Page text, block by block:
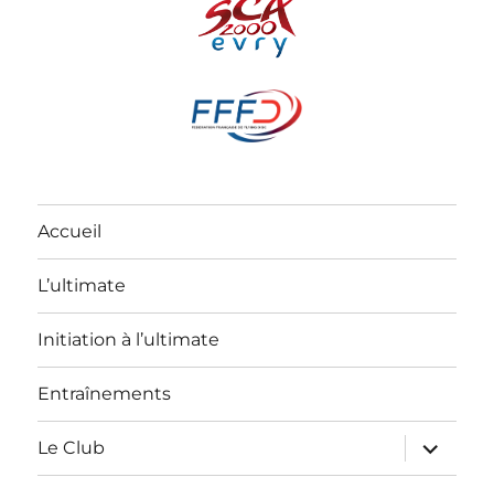
Accueil
L’ultimate
Initiation à l’ultimate
Entraînements
Le Club
ouvrir
le